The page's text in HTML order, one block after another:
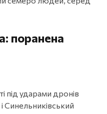
поранена
під ударами дронів
Синельниківський